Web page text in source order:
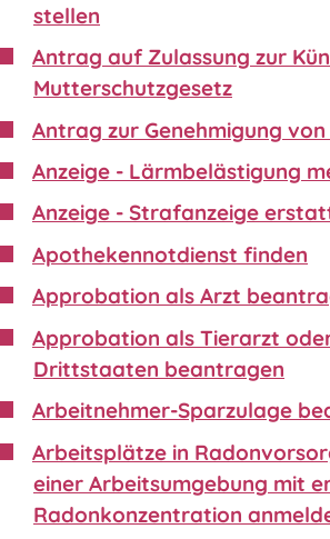
stellen
Antrag auf Zulassung zur
Mutterschutzgesetz
Antrag zur Genehmigung
Anzeige - Lärmbelästigung
Anzeige - Strafanzeige
Apothekennotdienst finden
Approbation als Arzt
Approbation als Tierarzt
Drittstaaten beantragen
Arbeitnehmer-Sparzulage
Arbeitsplätze in
einer Arbeitsumgebung mit
Radonkonzentration